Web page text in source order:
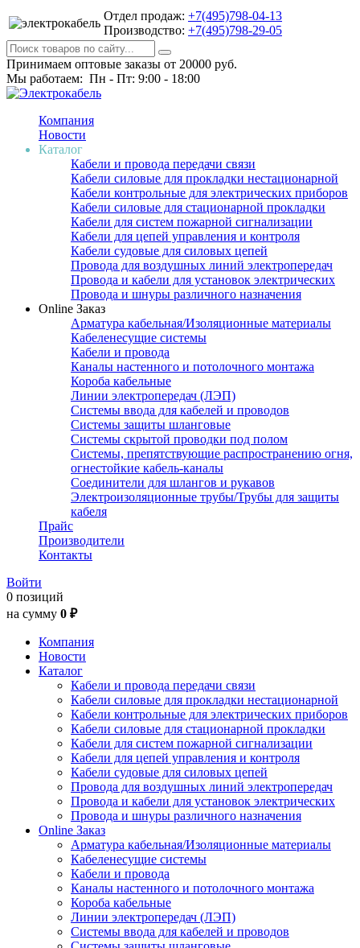
Отдел продаж: +7(495)798-04-13
Производство: +7(495)798-29-05
Принимаем оптовые заказы от 20000 руб.
Мы работаем: Пн - Пт: 9:00 - 18:00
Компания
Новости
Каталог
Кабели и провода передачи связи
Кабели силовые для прокладки нестационарной
Кабели контрольные для электрических приборов
Кабели силовые для стационарной прокладки
Кабели для систем пожарной сигнализации
Кабели для цепей управления и контроля
Кабели судовые для силовых цепей
Провода для воздушных линий электропередач
Провода и кабели для установок электрических
Провода и шнуры различного назначения
Online Заказ
Арматура кабельная/Изоляционные материалы
Кабеленесущие системы
Кабели и провода
Каналы настенного и потолочного монтажа
Короба кабельные
Линии электропередач (ЛЭП)
Системы ввода для кабелей и проводов
Системы защиты шланговые
Системы скрытой проводки под полом
Системы, препятствующие распространению огня,
огнестойкие кабель-каналы
Соединители для шлангов и рукавов
Электроизоляционные трубы/Трубы для защиты
кабеля
Прайс
Производители
Контакты
Войти
0 позиций
на сумму 0 ₽
Компания
Новости
Каталог
Кабели и провода передачи связи
Кабели силовые для прокладки нестационарной
Кабели контрольные для электрических приборов
Кабели силовые для стационарной прокладки
Кабели для систем пожарной сигнализации
Кабели для цепей управления и контроля
Кабели судовые для силовых цепей
Провода для воздушных линий электропередач
Провода и кабели для установок электрических
Провода и шнуры различного назначения
Online Заказ
Арматура кабельная/Изоляционные материалы
Кабеленесущие системы
Кабели и провода
Каналы настенного и потолочного монтажа
Короба кабельные
Линии электропередач (ЛЭП)
Системы ввода для кабелей и проводов